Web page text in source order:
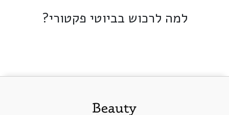
למה לרכוש בביוטי פקטורי?